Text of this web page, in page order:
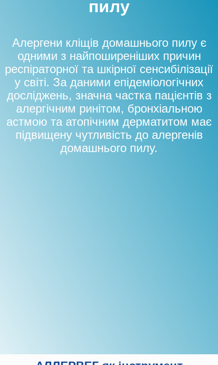
пилу
Алергени кліщів домашнього пилу є
одними з найпоширеніших причин
респіраторної та шкірної сенсибілізації
у світі. За даними епідеміологічних
досліджень, значна частка пацієнтів з
алергічним ринітом, бронхіальною
астмою та атопічним дерматитом має
підвищену чутливість до алергенів
домашнього пилу.